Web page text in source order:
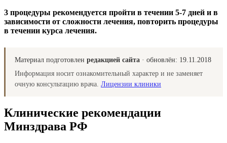
3 процедуры рекомендуется пройти в течении 5-7 дней и в
зависимости от сложности лечения, повторить процедуры
в течении курса лечения.
Материал подготовлен редакцией сайта · обновлён: 19.11.2018
Информация носит ознакомительный характер и не заменяет
очную консультацию врача. Лицензии клиники
Клинические рекомендации
Минздрава РФ